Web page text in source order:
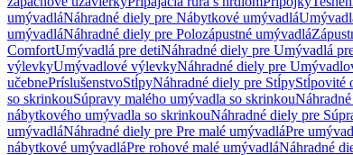
umývadláNáhradné diely pre Nábytkové umývadlá
umývadláNáhradné diely pre Polozápustné umývadlá
ComfortUmývadlá pre detiNáhradné diely pre Umývadlá
výlevkyUmývadlové výlevkyNáhradné diely pre
učebnePríslušenstvoStĺpyNáhradné diely pre StĺpyStĺpovité
so skrinkouSúpravy malého umývadla so skrinkou
nábytkového umývadla so skrinkouNáhradné diely pre
umývadláNáhradné diely pre Pre malé umývadláPre
nábytkové umývadláPre rohové malé umývadláNáhradné